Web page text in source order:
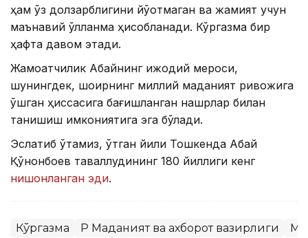
ҳам ўз долзарблигини йўқотмаган ва жамият учун
маънавий қўлланма ҳисобланади. Кўргазма бир
ҳафта давом этади.
Жамоатчилик Абайнинг ижодий мероси,
шунингдек, шоирнинг миллий маданият ривожига
қўшган ҳиссасига бағишланган нашрлар билан
танишиш имкониятига эга бўлади.
Эслатиб ўтамиз, ўтган йили Тошкенда Абай
Қўнонбоев таваллудининг 180 йиллиги кенг
нишонланган эди.
Кўргазма ҚР Маданият ва ахборот вазирлиги